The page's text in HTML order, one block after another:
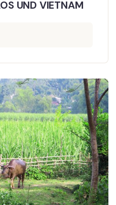
UND VIETNAM